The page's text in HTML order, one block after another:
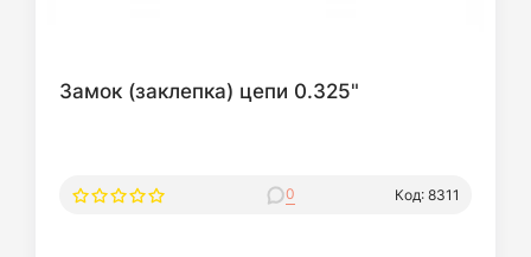
Замок (заклепка) цепи 0.325"
0 Код: 8311